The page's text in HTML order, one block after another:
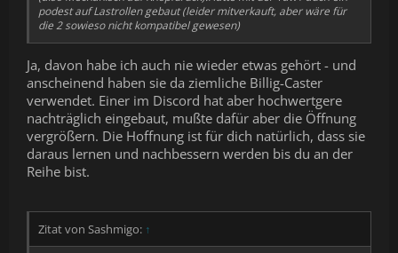
podest auf Lastrollen gebaut (leider mitverkauft, aber wäre für
die 2 sowieso nicht kompatibel gewesen)
Ja, davon habe ich auch nie wieder etwas gehört - und
anscheinend haben sie da ziemliche Billig-Caster
verwendet. Einer im Discord hat aber hochwertgere
nachträglich eingebaut, mußte dafür aber die Öffnung
vergrößern. Die Hoffnung ist für dich natürlich, dass sie
daraus lernen und nachbessern werden bis du an der
Reihe bist.
Zitat von Sashmigo: ↑